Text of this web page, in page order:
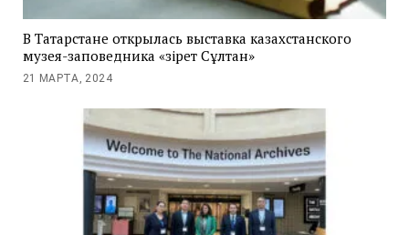
В Татарстане открылась выставка казахстанского
музея-заповедника «Әзірет Сұлтан»
21 МАРТА, 2024